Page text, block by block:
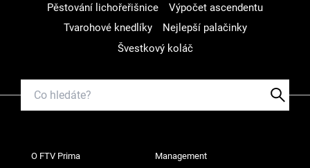
Pěstování lichořeřišnice
Výpočet ascendentu
Tvarohové knedlíky
Nejlepší palačinky
Švestkový koláč
O FTV Prima Management